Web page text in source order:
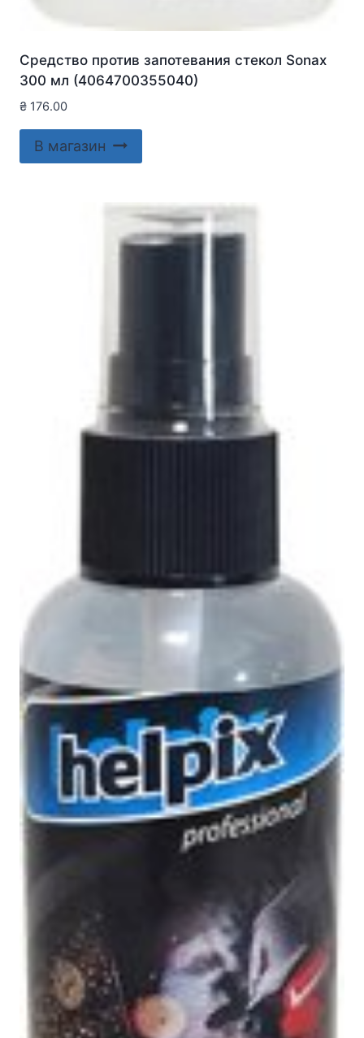
Средство против запотевания стекол Sonax
300 мл (4064700355040)
₴ 176.00
В магазин